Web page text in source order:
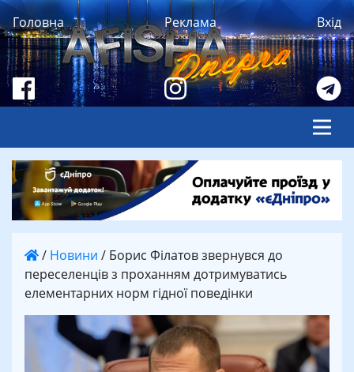
Головна Реклама Вхід
/ Новини / Борис Філатов звернувся до
переселенців з проханням дотримуватись
елементарних норм гідної поведінки